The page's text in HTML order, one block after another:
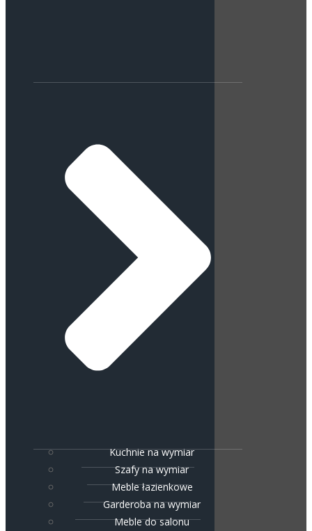
Kuchnie na wymiar
Szafy na wymiar
Meble łazienkowe
Garderoba na wymiar
Meble do salonu